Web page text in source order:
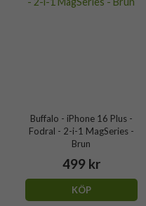
Buffalo - iPhone 16 Plus -
Fodral - 2-i-1 MagSeries -
Brun
499 kr
KÖP